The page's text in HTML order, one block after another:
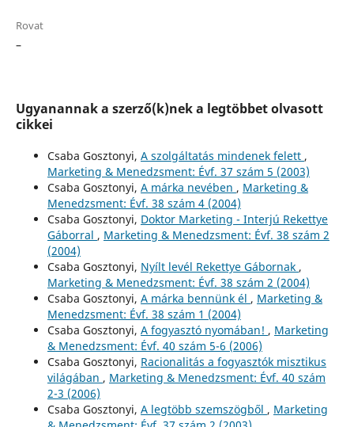
Rovat
–
Ugyanannak a szerző(k)nek a legtöbbet olvasott
cikkei
Csaba Gosztonyi, A szolgáltatás mindenek felett ,
Marketing & Menedzsment: Évf. 37 szám 5 (2003)
Csaba Gosztonyi, A márka nevében , Marketing &
Menedzsment: Évf. 38 szám 4 (2004)
Csaba Gosztonyi, Doktor Marketing - Interjú Rekettye
Gáborral , Marketing & Menedzsment: Évf. 38 szám 2
(2004)
Csaba Gosztonyi, Nyílt levél Rekettye Gábornak ,
Marketing & Menedzsment: Évf. 38 szám 2 (2004)
Csaba Gosztonyi, A márka bennünk él , Marketing &
Menedzsment: Évf. 38 szám 1 (2004)
Csaba Gosztonyi, A fogyasztó nyomában! , Marketing
& Menedzsment: Évf. 40 szám 5-6 (2006)
Csaba Gosztonyi, Racionalitás a fogyasztók misztikus
világában , Marketing & Menedzsment: Évf. 40 szám
2-3 (2006)
Csaba Gosztonyi, A legtöbb szemszögből , Marketing